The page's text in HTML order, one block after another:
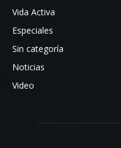
Vida Activa
Especiales
Sin categoría
Noticias
Video